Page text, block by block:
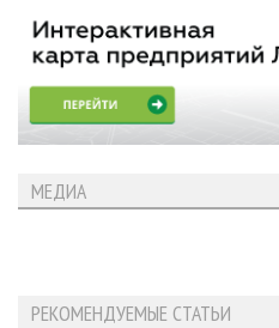
МЕДИА
РЕКОМЕНДУЕМЫЕ СТАТЬИ